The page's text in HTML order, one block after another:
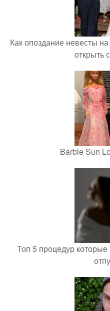
Как опоздание невесты
открыть
Barbie Sun
Топ 5 процедур